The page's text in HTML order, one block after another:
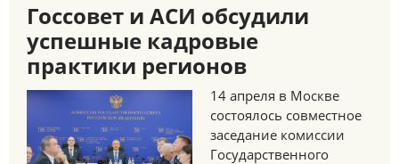
Госсовет и АСИ обсудили
успешные кадровые
практики регионов
14 апреля в Москве
состоялось совместное
заседание комиссии
Государственного